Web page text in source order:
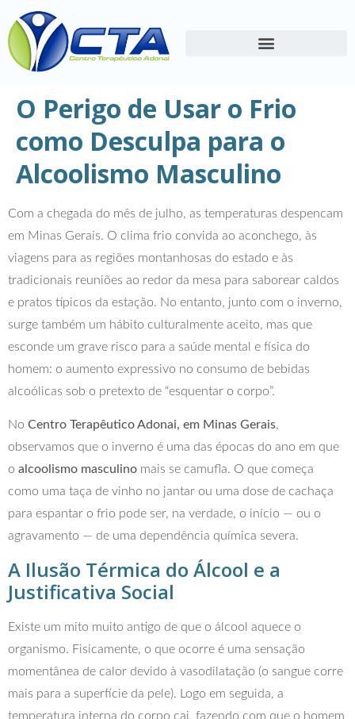
O Perigo de Usar o Frio
como Desculpa para o
Alcoolismo Masculino
Com a chegada do mês de julho, as temperaturas despencam
em Minas Gerais. O clima frio convida ao aconchego, às
viagens para as regiões montanhosas do estado e às
tradicionais reuniões ao redor da mesa para saborear caldos
e pratos típicos da estação. No entanto, junto com o inverno,
surge também um hábito culturalmente aceito, mas que
esconde um grave risco para a saúde mental e física do
homem: o aumento expressivo no consumo de bebidas
alcoólicas sob o pretexto de “esquentar o corpo”.
No Centro Terapêutico Adonai, em Minas Gerais,
observamos que o inverno é uma das épocas do ano em que
o alcoolismo masculino mais se camufla. O que começa
como uma taça de vinho no jantar ou uma dose de cachaça
para espantar o frio pode ser, na verdade, o início — ou o
agravamento — de uma dependência química severa.
A Ilusão Térmica do Álcool e a
Justificativa Social
Existe um mito muito antigo de que o álcool aquece o
organismo. Fisicamente, o que ocorre é uma sensação
momentânea de calor devido à vasodilatação (o sangue corre
mais para a superfície da pele). Logo em seguida, a
temperatura interna do corpo cai, fazendo com que o homem